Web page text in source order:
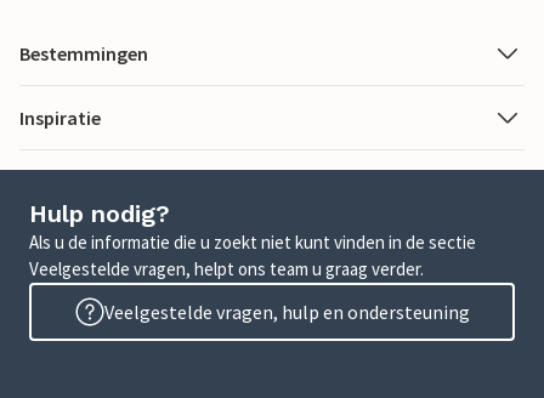
Bestemmingen
Inspiratie
Hulp nodig?
Als u de informatie die u zoekt niet kunt vinden in de sectie
Veelgestelde vragen, helpt ons team u graag verder.
Veelgestelde vragen, hulp en ondersteuning